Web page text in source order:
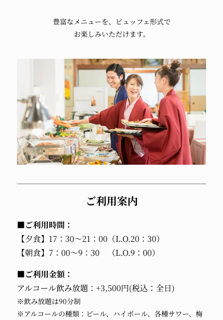
豊富なメニューを、
ビュッフェ形式で
お楽しみいただけます。
ご利用案内
■ご利用時間：
【夕食】17：30～21：00（L.O.20：30）
【朝食】7：00～9：30 （L.O.9：00）
■ご利用金額：
アルコール飲み放題：+3,500円(税込：全日)
※飲み放題は90分制
※アルコールの種類：ビール、ハイボール、各種サワー、梅